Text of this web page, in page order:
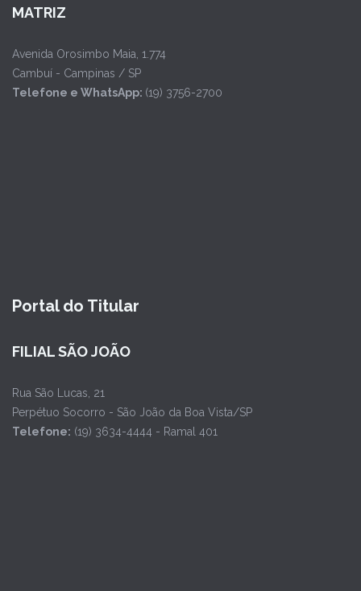
MATRIZ
Avenida Orosimbo Maia, 1.774
Cambuí - Campinas / SP
Telefone e WhatsApp: (19) 3756-2700
Portal do Titular
FILIAL SÃO JOÃO
Rua São Lucas, 21
Perpétuo Socorro - São João da Boa Vista/SP
Telefone: (19) 3634-4444 - Ramal 401